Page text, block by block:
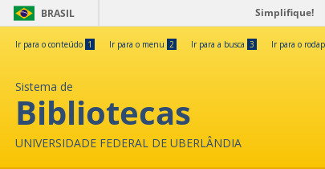
BRASIL Simplifique!
Ir para o conteúdo 1 Ir para o menu 2 Ir para a busca 3 Ir para o
Sistema de
Bibliotecas
UNIVERSIDADE FEDERAL DE UBERLÂNDIA